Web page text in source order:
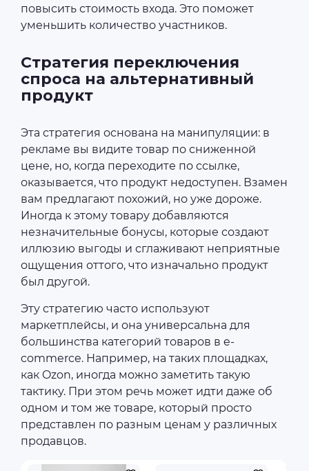
повысить стоимость входа. Это поможет
уменьшить количество участников.
Стратегия переключения
спроса на альтернативный
продукт
Эта стратегия основана на манипуляции: в
рекламе вы видите товар по сниженной
цене, но, когда переходите по ссылке,
оказывается, что продукт недоступен. Взамен
вам предлагают похожий, но уже дороже.
Иногда к этому товару добавляются
незначительные бонусы, которые создают
иллюзию выгоды и сглаживают неприятные
ощущения оттого, что изначально продукт
был другой.
Эту стратегию часто используют
маркетплейсы, и она универсальна для
большинства категорий товаров в e-
commerce. Например, на таких площадках,
как Ozon, иногда можно заметить такую
тактику. При этом речь может идти даже об
одном и том же товаре, который просто
представлен по разным ценам у различных
продавцов.